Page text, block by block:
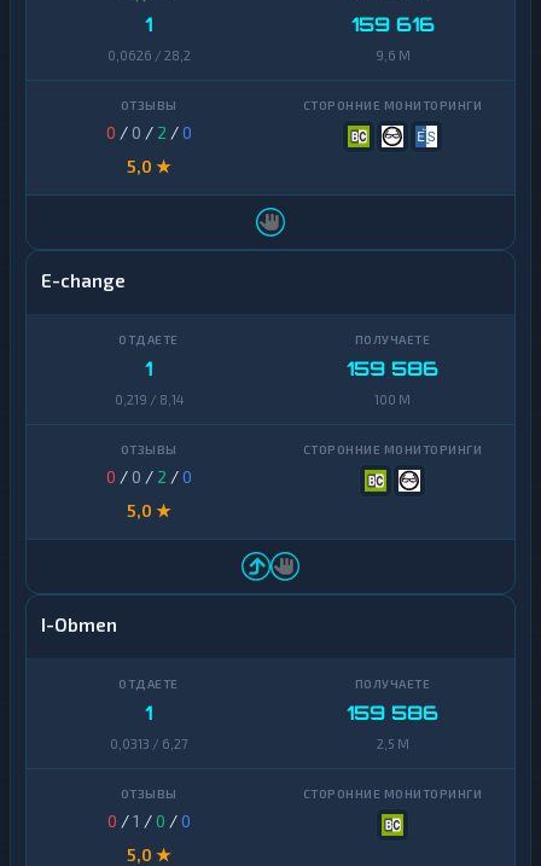
1
0,0626 / 28,2
159 616
9,6 M
0 / 0 / 2 /0
5,0 ★
E-change
1
0,219 / 8,14
159 586
100 M
0 / 0 / 2 /0
5,0 ★
I-Obmen
1
0,0313 / 6,27
159 586
2,5 M
0 /1 /0 /0
5,0 ★